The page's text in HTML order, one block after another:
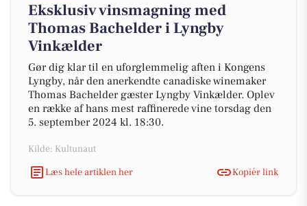
Eksklusiv vinsmagning med
Thomas Bachelder i Lyngby
Vinkælder
Gør dig klar til en uforglemmelig aften i Kongens
Lyngby, når den anerkendte canadiske winemaker
Thomas Bachelder gæster Lyngby Vinkælder. Oplev
en række af hans mest raffinerede vine torsdag den
5. september 2024 kl. 18:30.
Kilde: Kultunaut
Læs hele artiklen her
Kopiér link